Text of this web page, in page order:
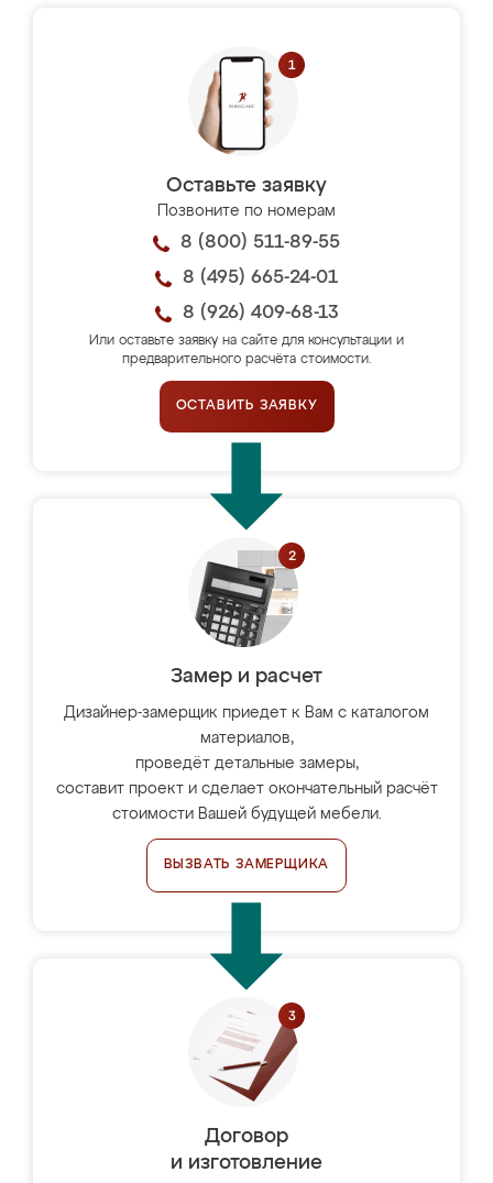
Оставьте заявку
Позвоните по номерам
8 (800) 511-89-55
8 (495) 665-24-01
8 (926) 409-68-13
Или оставьте заявку на сайте для консультации и
предварительного расчёта стоимости.
ОСТАВИТЬ ЗАЯВКУ
Замер и расчет
Дизайнер-замерщик приедет к Вам с каталогом
материалов,
проведёт детальные замеры,
составит проект и сделает окончательный расчёт
стоимости Вашей будущей мебели.
ВЫЗВАТЬ ЗАМЕРЩИКА
Договор
и изготовление